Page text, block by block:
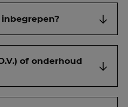
of onderhoud